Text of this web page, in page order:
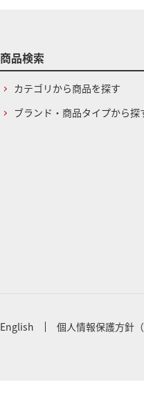
商品検索
カテゴリから商品を探す
ブランド・商品タイプから探
English 個人情報保護方針